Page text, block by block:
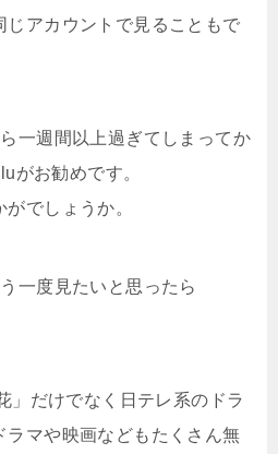
じアカウントで見ることもで
一週間以上過ぎてしまってか
がお勧めです。
でしょうか。
一度見たいと思ったら
」だけでなく日テレ系のドラ
ラマや映画などもたくさん無